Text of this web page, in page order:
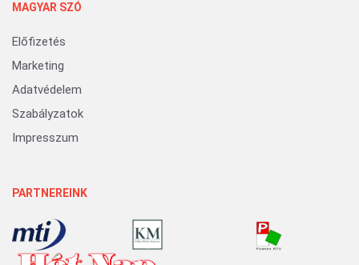
MAGYAR SZÓ
Előfizetés
Marketing
Adatvédelem
Szabályzatok
Impresszum
PARTNEREINK